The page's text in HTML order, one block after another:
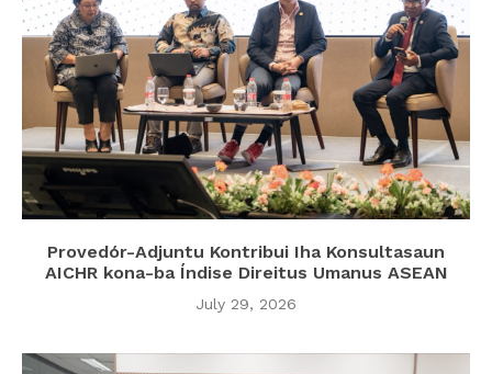
Provedór-Adjuntu Kontribui Iha Konsultasaun
AICHR kona-ba Índise Direitus Umanus ASEAN
July 29, 2026